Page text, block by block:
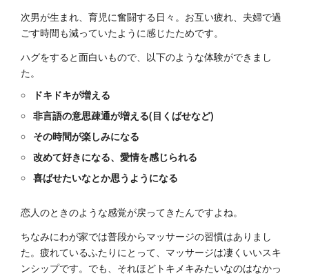
次男が生まれ、育児に奮闘する日々。お互い疲れ、夫婦で過
ごす時間も減っていたように感じたためです。
ハグをすると面白いもので、以下のような体験ができまし
た。
ドキドキが増える
非言語の意思疎通が増える(目くばせなど)
その時間が楽しみになる
改めて好きになる、愛情を感じられる
喜ばせたいなとか思うようになる
恋人のときのような感覚が戻ってきたんですよね。
ちなみにわが家では普段からマッサージの習慣はありまし
た。疲れているふたりにとって、マッサージは凄くいいスキ
ンシップです。でも、それほどトキメキみたいなのはなかっ